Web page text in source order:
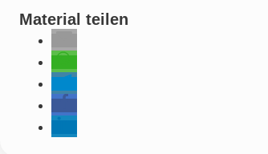
Material teilen